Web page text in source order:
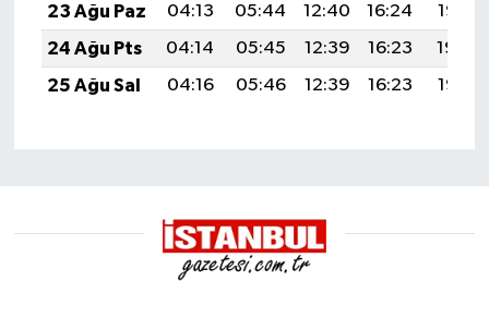
23 Ağu Paz
04:13 05:44 12:40 16:24
19:25
24 Ağu Pts
04:14 05:45 12:39 16:23
19:24
25 Ağu Sal
04:16 05:46 12:39 16:23 19:22